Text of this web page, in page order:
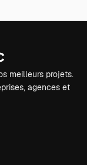
meilleurs projets.
agences et